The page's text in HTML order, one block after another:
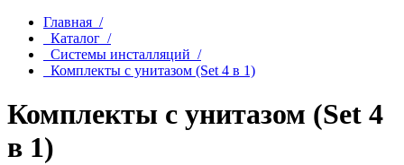
Главная /
Каталог /
Системы инсталляций /
Комплекты с унитазом (Set 4 в 1)
Комплекты с унитазом (Set 4
в 1)